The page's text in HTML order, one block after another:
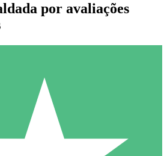
Créditos Individuais
com créditos de download. Sem
por avaliações